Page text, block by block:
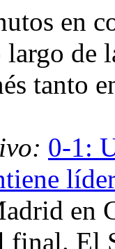
en
largo de
tanto
0-1:
en
final. El